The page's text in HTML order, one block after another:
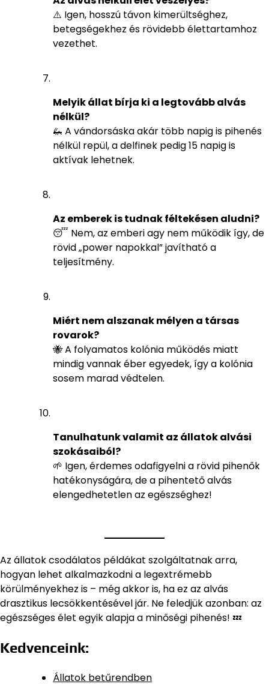
⚠️ Igen, hosszú távon kimerültséghez,
betegségekhez és rövidebb élettartamhoz
vezethet.
Melyik állat bírja ki a legtovább alvás
nélkül?
🦗 A vándorsáska akár több napig is pihenés
nélkül repül, a delfinek pedig 15 napig is
aktívak lehetnek.
Az emberek is tudnak féltekésen aludni?
😴 Nem, az emberi agy nem működik így, de
rövid „power napokkal” javítható a
teljesítmény.
Miért nem alszanak mélyen a társas
rovarok?
🐝 A folyamatos kolónia működés miatt
mindig vannak éber egyedek, így a kolónia
sosem marad védtelen.
Tanulhatunk valamit az állatok alvási
szokásaiból?
🌱 Igen, érdemes odafigyelni a rövid pihenők
hatékonyságára, de a pihentető alvás
elengedhetetlen az egészséghez!
Az állatok csodálatos példákat szolgáltatnak arra,
hogyan lehet alkalmazkodni a legextrémebb
körülményekhez is – még akkor is, ha ez az alvás
drasztikus lecsökkentésével jár. Ne feledjük azonban: az
egészséges élet egyik alapja a minőségi pihenés! 💤
Kedvenceink:
Állatok betűrendben